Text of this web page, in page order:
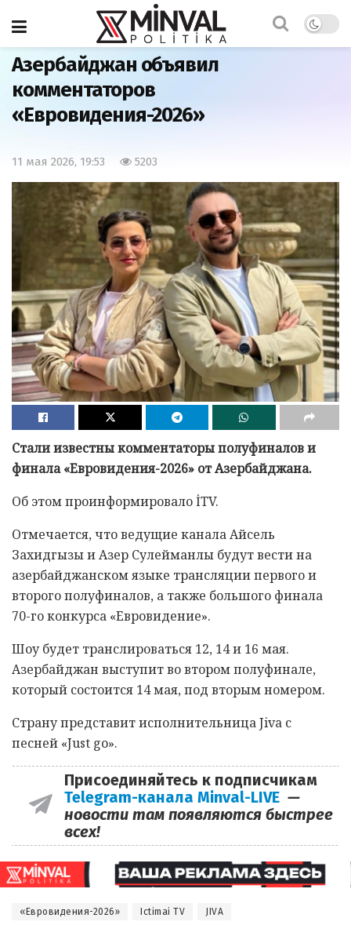
Главная Наша жизнь
Азербайджан объявил
комментаторов
«Евровидения-2026»
11 мая 2026, 19:53 5203
Стали известны комментаторы полуфиналов и
финала «Евровидения-2026» от Азербайджана.
Об этом проинформировало İTV.
Отмечается, что ведущие канала Айсель
Захидгызы и Азер Сулейманлы будут вести на
азербайджанском языке трансляции первого и
второго полуфиналов, а также большого финала
70-го конкурса «Евровидение».
Шоу будет транслироваться 12, 14 и 16 мая.
Азербайджан выступит во втором полуфинале,
который состоится 14 мая, под вторым номером.
Страну представит исполнительница Jiva с
песней «Just go».
Присоединяйтесь к подписчикам
Telegram-канала Minval-LIVE —
новости там появляются быстрее
всех!
«Евровидения-2026» Ictimai TV JIVA